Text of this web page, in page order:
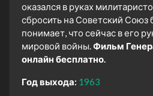
оказался в руках
сбросить на Советский Союз
понимает, что сейчас в его
мировой войны. Фильм
онлайн бесплатно.
Год выхода: 1963